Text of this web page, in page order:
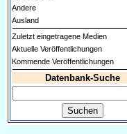
Andere
Ausland
Zuletzt eingetragene Medien
Aktuelle Veröffentlichungen
Kommende Veröffentlichungen
Datenbank-Suche